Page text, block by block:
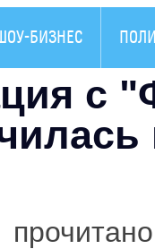
БИЗНЕС
с